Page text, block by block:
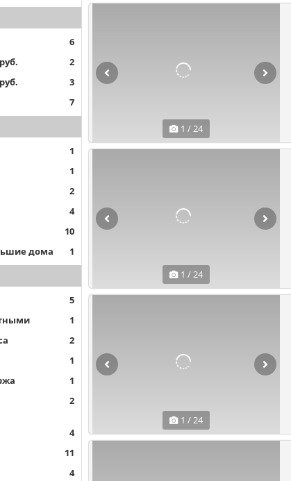
6
2
3
7
1
1
2
4
10
дома
1
5
1
2
1
1
2
4
11
4
1 / 24
1 / 24
1 / 24